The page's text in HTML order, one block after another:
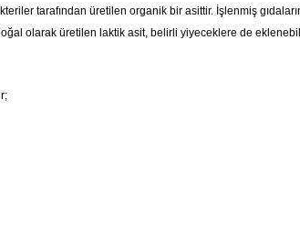
tarafından üretilen organik bir asittir. İşlenmiş
olarak üretilen laktik asit, belirli yiyeceklere de